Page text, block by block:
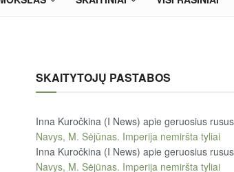
SKAITYTOJŲ PASTABOS
Inna Kuročkina (I News) apie geruosius rusus
Navys, M. Sėjūnas. Imperija nemiršta tyliai
Inna Kuročkina (I News) apie geruosius rusus
Navys, M. Sėjūnas. Imperija nemiršta tyliai